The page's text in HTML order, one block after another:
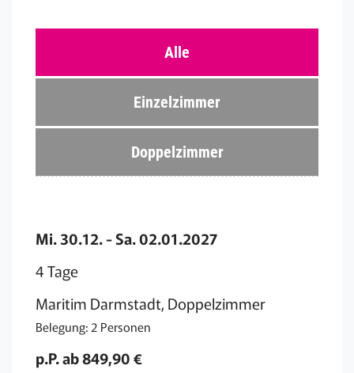
Alle
Einzelzimmer
Doppelzimmer
Mi. 30.12. - Sa. 02.01.2027
4 Tage
Maritim Darmstadt, Doppelzimmer
Belegung: 2 Personen
p.P. ab 849,90 €